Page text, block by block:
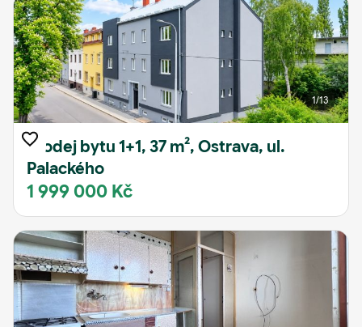
1/13
Prodej bytu 1+1, 37 m², Ostrava, ul.
Palackého
1 999 000 Kč